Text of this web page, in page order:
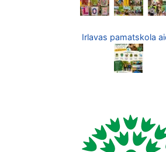
Irlavas pamatskola